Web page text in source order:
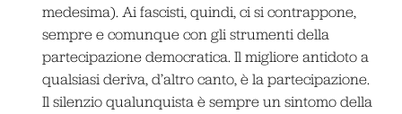
medesima). Ai fascisti, quindi, ci si contrappone,
sempre e comunque con gli strumenti della
partecipazione democratica. Il migliore antidoto a
qualsiasi deriva, d’altro canto, è la partecipazione.
Il silenzio qualunquista è sempre un sintomo della